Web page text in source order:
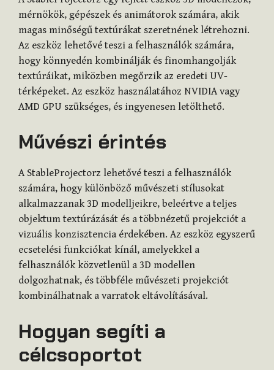
mérnökök, gépészek és animátorok számára, akik
magas minőségű textúrákat szeretnének létrehozni.
Az eszköz lehetővé teszi a felhasználók számára,
hogy könnyedén kombinálják és finomhangolják
textúráikat, miközben megőrzik az eredeti UV-
térképeket. Az eszköz használatához NVIDIA vagy
AMD GPU szükséges, és ingyenesen letölthető.
Művészi érintés
A StableProjectorz lehetővé teszi a felhasználók
számára, hogy különböző művészeti stílusokat
alkalmazzanak 3D modelljeikre, beleértve a teljes
objektum textúrázását és a többnézetű projekciót a
vizuális konzisztencia érdekében. Az eszköz egyszerű
ecsetelési funkciókat kínál, amelyekkel a
felhasználók közvetlenül a 3D modellen
dolgozhatnak, és többféle művészeti projekciót
kombinálhatnak a varratok eltávolításával.
Hogyan segíti a
célcsoportot